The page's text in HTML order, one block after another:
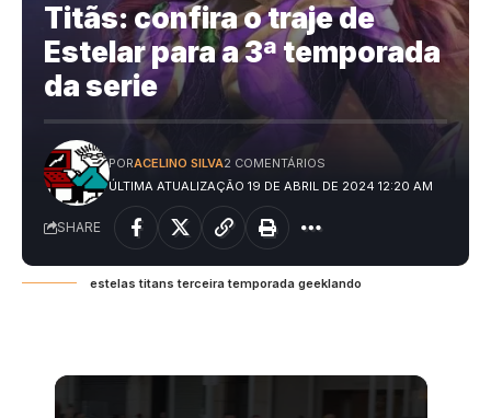
Titãs: confira o traje de
Estelar para a 3ª temporada
da serie
ÚLTIMA ATUALIZAÇÃO 19 DE ABRIL DE 2024 12:20 AM
PORACELINO SILVA2 COMENTÁRIOS
SHARE
estelas titans terceira temporada geeklando